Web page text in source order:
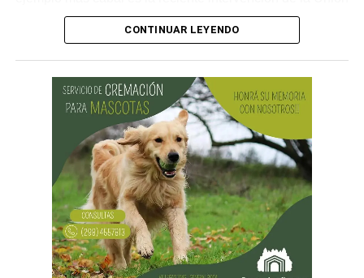
Obrera Metalúrgica (UOM) y la persecución mediática,
gremial, jurídica y personal» desplegada por funcionarios
(APLA), Pablo Biró.
«El espíritu de esta reforma es beneficiar sólo a los
empresarios y aumentar sus márgenes de rentabilidad a
partir de una mayor explotación. Jornadas más extensas
y salarios más bajos», dijo el secretario general de ATE,
Rodolfo Aguiar, al iniciar la exposición por parte del
FreSU, que solicitó la audiencia junto con el Centro de
Estudios Legales y Sociales (CELS) y el Sindicato de
Prensa de Buenos Aires (SiPreBA). Participaron también
representantes de la Asociación de Abogados
CONTINUAR LEYENDO